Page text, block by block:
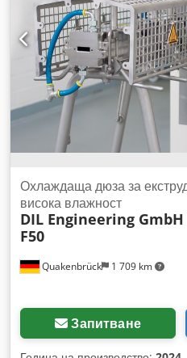
Quakenbrück 1 709 km
Охлаждаща дюза за
висока влажност
DIL Engineering GmbH
F50
Запитване